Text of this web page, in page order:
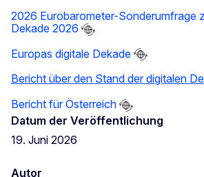
2026 Eurobarometer-Sonderumfrage
Dekade 2026
Europas digitale Dekade
Bericht über den Stand der digitalen
Bericht für Österreich
Datum der Veröffentlichung
19. Juni 2026
Autor